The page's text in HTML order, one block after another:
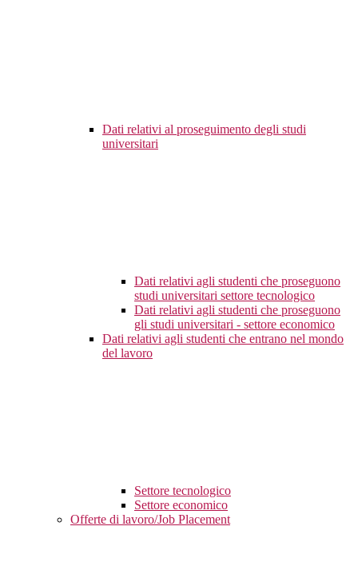
Dati relativi al proseguimento degli studi
universitari
Dati relativi agli studenti che proseguono
studi universitari settore tecnologico
Dati relativi agli studenti che proseguono
gli studi universitari - settore economico
Dati relativi agli studenti che entrano nel mondo
del lavoro
Settore tecnologico
Settore economico
Offerte di lavoro/Job Placement